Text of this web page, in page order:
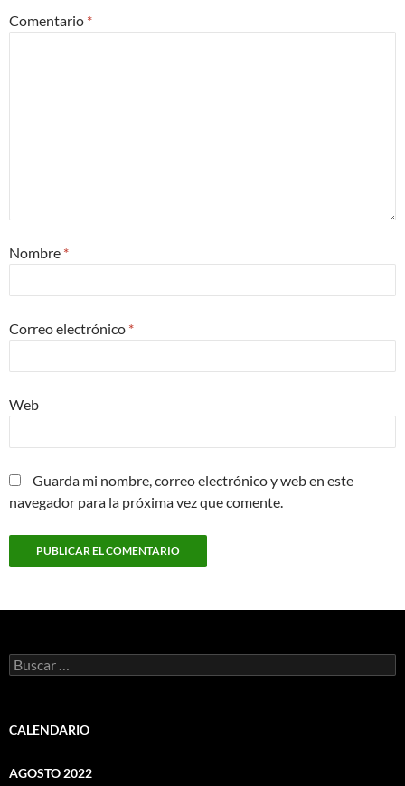
Comentario *
Nombre *
Correo electrónico *
Web
Guarda mi nombre, correo electrónico y web en este
navegador para la próxima vez que comente.
Buscar:
CALENDARIO
AGOSTO 2022